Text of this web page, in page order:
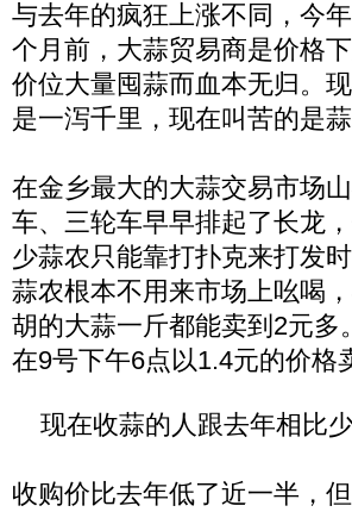
与去年的疯狂上涨不同，今
个月前，大蒜贸易商是价格
价位大量囤蒜而血本无归。
是一泻千里，现在叫苦的是蒜
在金乡最大的大蒜交易市场
车、三轮车早早排起了长龙
少蒜农只能靠打扑克来打发
蒜农根本不用来市场上吆喝
胡的大蒜一斤都能卖到2元
在9号下午6点以1.4元的价格
现在收蒜的人跟去年相比
收购价比去年低了近一半，